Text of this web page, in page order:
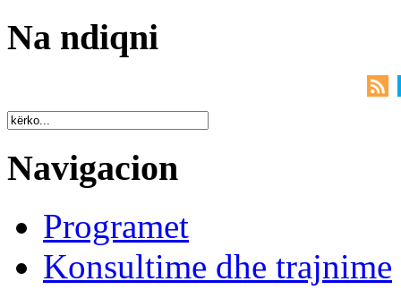
Na ndiqni
Navigacion
Programet
Konsultime dhe trajnime